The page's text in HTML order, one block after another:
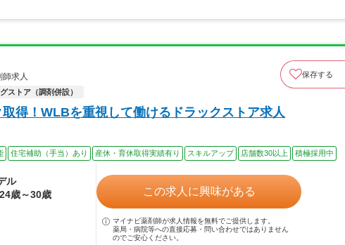
求人
ストア（調剤併設）
保存する
取得！WLBを重視して働けるドラックストア求人
住宅補助（手当）あり 産休・育休取得実績有り スキルアップ 店舗数30以上 積極採用中
ル
歳～30歳
この求人に興味がある
マイナビ薬剤師が求人情報を無料でご提供します。
薬局・病院等への直接応募・問い合わせではありません
のでご安心ください。